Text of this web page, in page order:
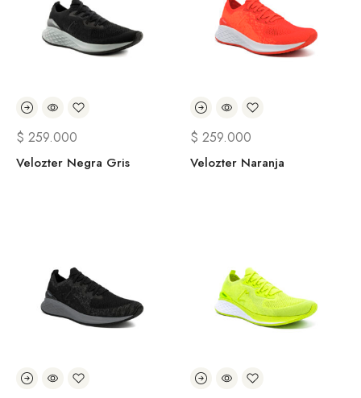
$ 259.000
Velozter Negra Gris
$ 259.000
Velozter Naranja